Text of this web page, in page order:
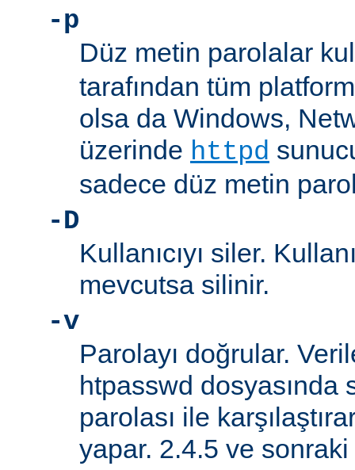
-p
Düz metin parolalar
tarafından tüm
olsa da Windows,
üzerinde httpd
sadece düz metin
-D
Kullanıcıyı siler.
mevcutsa silinir.
-v
Parolayı doğrular.
htpasswd dosyasında
parolası ile
yapar. 2.4.5 ve